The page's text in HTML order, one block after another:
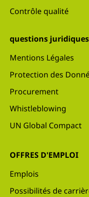
Contrôle qualité
questions juridiques
Mentions Légales
Protection des
Procurement
Whistleblowing
UN Global Compact
OFFRES D'EMPLOI
Emplois
Possibilités de